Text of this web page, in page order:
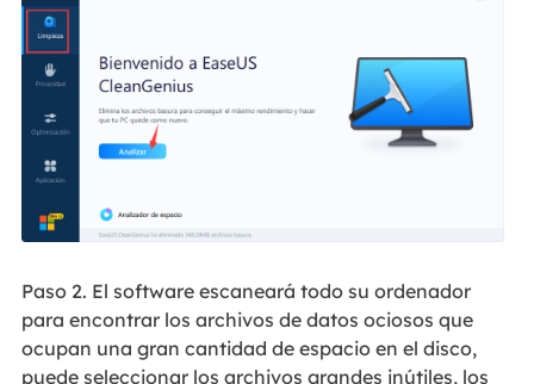
Paso 2. El software escaneará todo su ordenador
para encontrar los archivos de datos ociosos que
ocupan una gran cantidad de espacio en el disco,
puede seleccionar los archivos grandes inútiles, los